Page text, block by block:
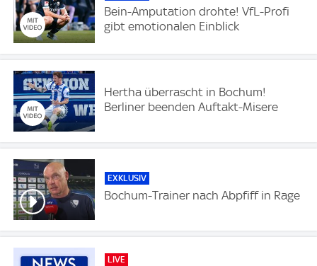
Bein-Amputation drohte! VfL-Profi
gibt emotionalen Einblick
Hertha überrascht in Bochum!
Berliner beenden Auftakt-Misere
EXKLUSIV
Bochum-Trainer nach Abpfiff in Rage
LIVE